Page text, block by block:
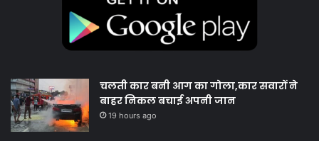
चलती कार बनी आग का गोला,कार सवारों ने
बाहर निकल बचाई अपनी जान
19 hours ago